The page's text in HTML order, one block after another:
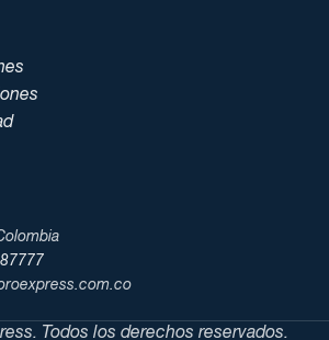
Todos los derechos reservados.